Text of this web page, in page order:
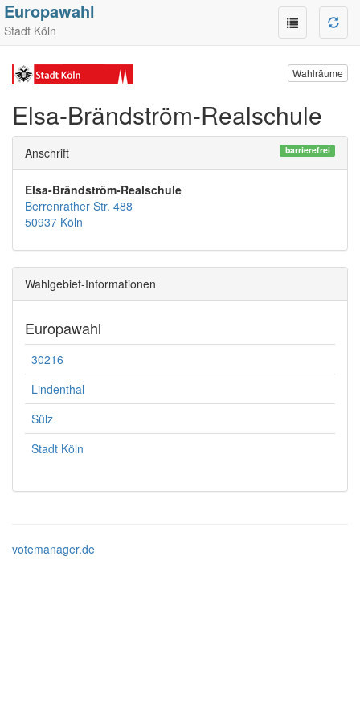
Europawahl
Stadt Köln
Wahlräume
Elsa-Brändström-Realschule
Anschrift barrierefrei
Elsa-Brändström-Realschule
Berrenrather Str. 488
50937 Köln
Wahlgebiet-Informationen
Europawahl
30216
Lindenthal
Sülz
Stadt Köln
votemanager.de